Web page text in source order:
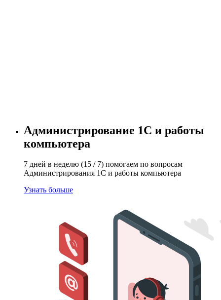
Администрирование 1С и работы
компьютера
7 дней в неделю (15 / 7) помогаем по вопросам
Администрирования 1С и работы компьютера
Узнать больше